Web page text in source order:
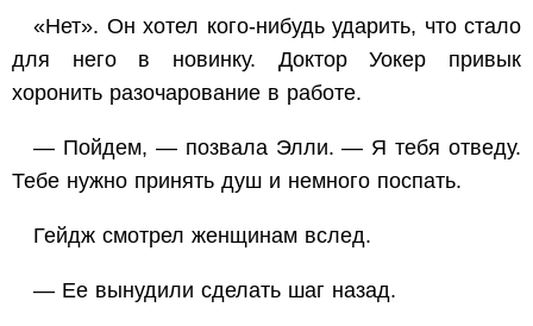
«Нет». Он хотел кого-нибудь ударить, что стало
для него в новинку. Доктор Уокер привык
хоронить разочарование в работе.
— Пойдем, — позвала Элли. — Я тебя отведу.
Тебе нужно принять душ и немного поспать.
Гейдж смотрел женщинам вслед.
— Ее вынудили сделать шаг назад.